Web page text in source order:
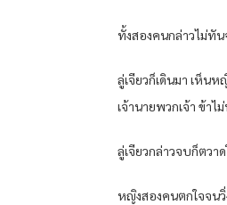
ทั้งสองคนกล่าวไม่ทั
ลู่เจียวก็เดินมา เห็น
เจ้านายพวกเจ้า ข้า
ลู่เจียวกล่าวจบก็ตวา
หญิงสองคนตกใจจน